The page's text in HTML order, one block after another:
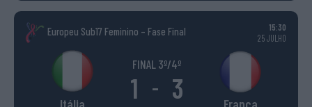
Europeu Sub17 Feminino – Fase Final
15:30
25 JULHO
Itália
FINAL 3º/4º
1 - 3 França